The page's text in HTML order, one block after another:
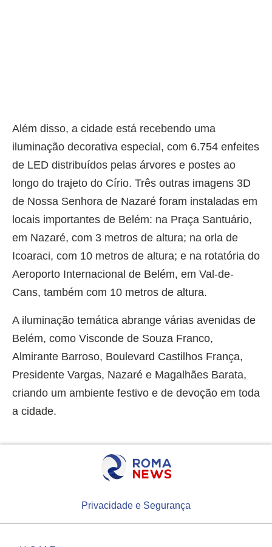
Além disso, a cidade está recebendo uma
iluminação decorativa especial, com 6.754 enfeites
de LED distribuídos pelas árvores e postes ao
longo do trajeto do Círio. Três outras imagens 3D
de Nossa Senhora de Nazaré foram instaladas em
locais importantes de Belém: na Praça Santuário,
em Nazaré, com 3 metros de altura; na orla de
Icoaraci, com 10 metros de altura; e na rotatória do
Aeroporto Internacional de Belém, em Val-de-
Cans, também com 10 metros de altura.
A iluminação temática abrange várias avenidas de
Belém, como Visconde de Souza Franco,
Almirante Barroso, Boulevard Castilhos França,
Presidente Vargas, Nazaré e Magalhães Barata,
criando um ambiente festivo e de devoção em toda
a cidade.
Privacidade e Segurança